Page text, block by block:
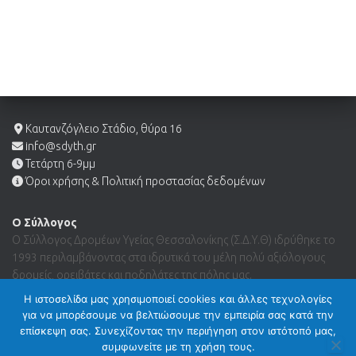
Καυτανζόγλειο Στάδιο, θύρα 16
info@sdyth.gr
Τετάρτη 6-9μμ
Όροι χρήσης & Πολιτική προστασίας δεδομένων
Ο Σύλλογος
Ο Σύλλογος Δρομέων Υγείας Θεσσαλονίκης (Σ.Δ.Υ.Θ) ιδρύθηκε το
1993 περιλαμβάνοντας στα ιδρυτικά του μέλη πολύ αξιόλογους
δρομείς, ορειβάτες και ποδηλάτες της πόλης μας.
Search …
Η ιστοσελίδα μας χρησιμοποιεί cookies και άλλες τεχνολογίες
για να μπορέσουμε να βελτιώσουμε την εμπειρία σας κατά την
επίσκεψη σας. Συνεχίζοντας την περιήγηση στον ιστότοπό μας,
συμφωνείτε με τη χρήση τους.